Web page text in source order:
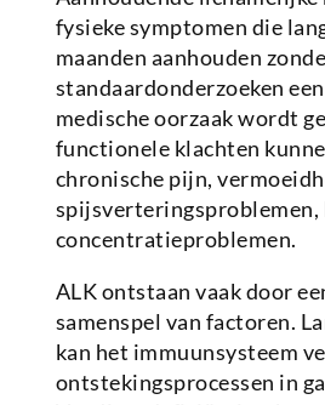
fysieke symptomen die
maanden aanhouden
standaardonderzoeken
medische oorzaak wordt
functionele klachten
chronische pijn,
concentratieproblemen.
ALK ontstaan vaak door
samenspel van factoren.
kan het immuunsysteem
ontstekingsprocessen in